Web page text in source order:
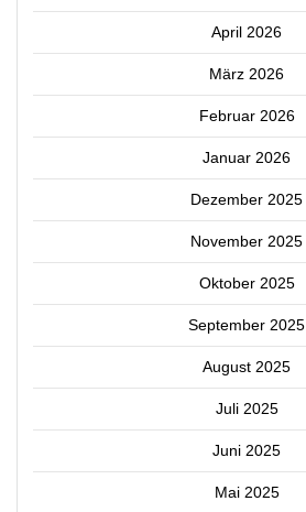
April 2026
März 2026
Februar 2026
Januar 2026
Dezember 2025
November 2025
Oktober 2025
September 2025
August 2025
Juli 2025
Juni 2025
Mai 2025